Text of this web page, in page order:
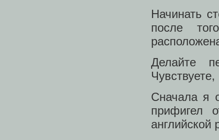
Начинать
после
Делайте
Сначала я
прифигел
английской